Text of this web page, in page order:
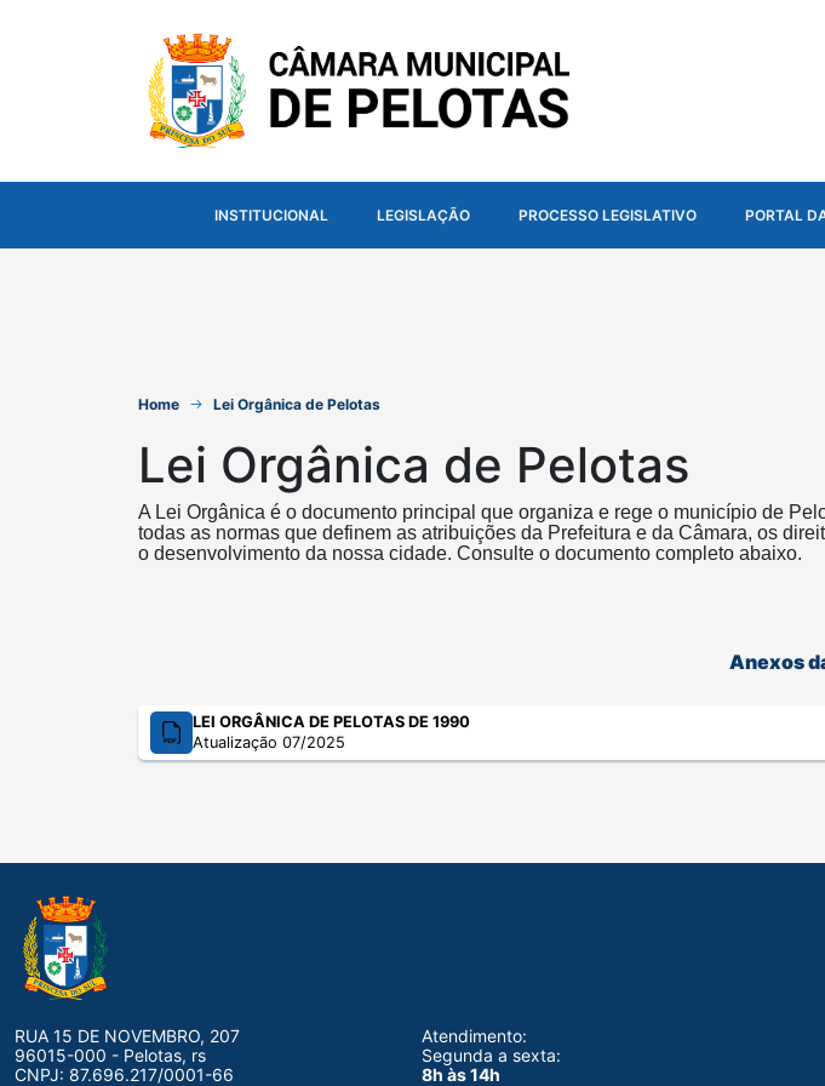
INSTITUCIONAL LEGISLAÇÃO PROCESSO LEGISLATIVO PORTAL
Home Lei Orgânica de Pelotas
Lei Orgânica de Pelotas
A Lei Orgânica é o documento principal que organiza e rege o município de
todas as normas que definem as atribuições da Prefeitura e da Câmara, os
o desenvolvimento da nossa cidade. Consulte o documento completo abaixo.
Anexos
LEI ORGÂNICA DE PELOTAS DE 1990
Atualização 07/2025
RUA 15 DE NOVEMBRO, 207
96015-000 - Pelotas, rs
CNPJ: 87.696.217/0001-66
Atendimento:
Segunda a sexta:
8h às 14h